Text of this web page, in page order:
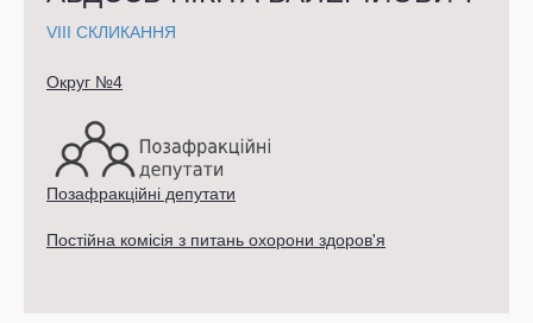
VIII СКЛИКАННЯ
Округ №4
Позафракційні депутати
Постійна комісія з питань охорони здоров'я